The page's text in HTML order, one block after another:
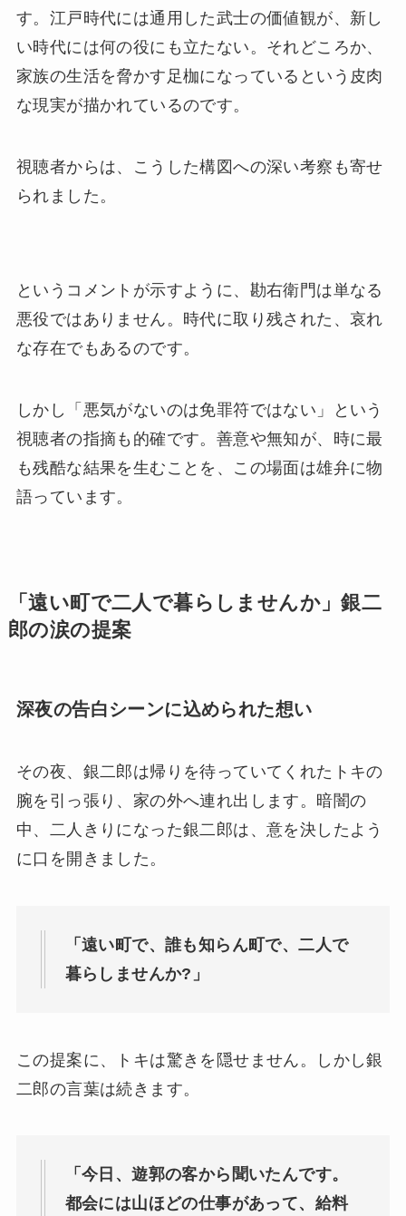
す。江戸時代には通用した武士の価値観が、新し
い時代には何の役にも立たない。それどころか、
家族の生活を脅かす足枷になっているという皮肉
な現実が描かれているのです。
視聴者からは、こうした構図への深い考察も寄せ
られました。
というコメントが示すように、勘右衛門は単なる
悪役ではありません。時代に取り残された、哀れ
な存在でもあるのです。
しかし「悪気がないのは免罪符ではない」という
視聴者の指摘も的確です。善意や無知が、時に最
も残酷な結果を生むことを、この場面は雄弁に物
語っています。
「遠い町で二人で暮らしませんか」銀二
郎の涙の提案
深夜の告白シーンに込められた想い
その夜、銀二郎は帰りを待っていてくれたトキの
腕を引っ張り、家の外へ連れ出します。暗闇の
中、二人きりになった銀二郎は、意を決したよう
に口を開きました。
「遠い町で、誰も知らん町で、二人で
暮らしませんか?」
この提案に、トキは驚きを隠せません。しかし銀
二郎の言葉は続きます。
「今日、遊郭の客から聞いたんです。
都会には山ほどの仕事があって、給料